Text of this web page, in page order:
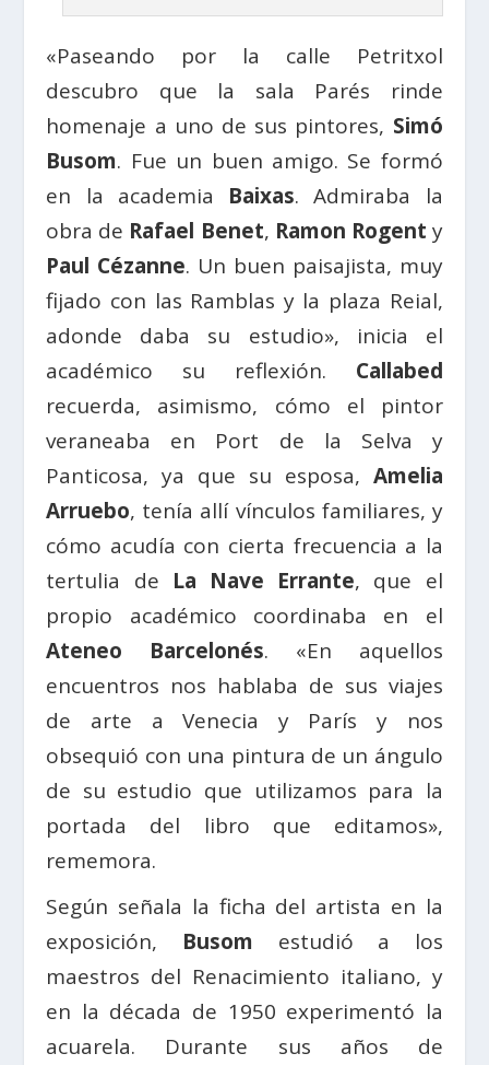
«Paseando por la calle Petritxol
descubro que la sala Parés rinde
homenaje a uno de sus pintores, Simó
Busom. Fue un buen amigo. Se formó
en la academia Baixas. Admiraba la
obra de Rafael Benet, Ramon Rogent y
Paul Cézanne. Un buen paisajista, muy
fijado con las Ramblas y la plaza Reial,
adonde daba su estudio», inicia el
académico su reflexión. Callabed
recuerda, asimismo, cómo el pintor
veraneaba en Port de la Selva y
Panticosa, ya que su esposa, Amelia
Arruebo, tenía allí vínculos familiares, y
cómo acudía con cierta frecuencia a la
tertulia de La Nave Errante, que el
propio académico coordinaba en el
Ateneo Barcelonés. «En aquellos
encuentros nos hablaba de sus viajes
de arte a Venecia y París y nos
obsequió con una pintura de un ángulo
de su estudio que utilizamos para la
portada del libro que editamos»,
rememora.
Según señala la ficha del artista en la
exposición, Busom estudió a los
maestros del Renacimiento italiano, y
en la década de 1950 experimentó la
acuarela. Durante sus años de